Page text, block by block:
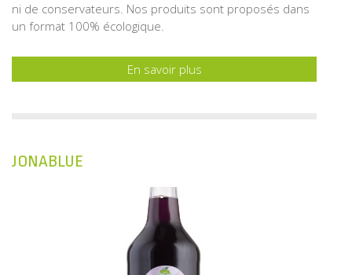
ni de conservateurs. Nos produits sont proposés dans
un format 100% écologique.
En savoir plus
JONABLUE